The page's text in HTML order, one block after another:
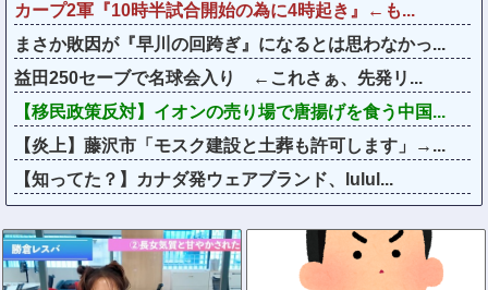
カープ2軍『10時半試合開始の為に4時起き』←も...
まさか敗因が『早川の回跨ぎ』になるとは思わなかっ...
益田250セーブで名球会入り ←これさぁ、先発リ...
【移民政策反対】イオンの売り場で唐揚げを食う中国...
【炎上】藤沢市「モスク建設と土葬も許可します」→...
【知ってた？】カナダ発ウェアブランド、lulul...